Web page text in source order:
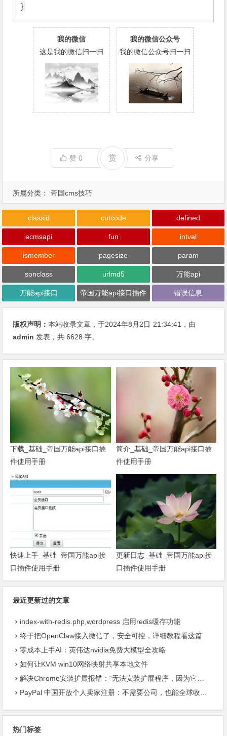
所属分类： 帝国cms技巧
}
我的微信
这是我的微信扫一扫
我的微信公众号
我的微信公众号扫一扫
赞0 赏 分享
classid cutcode defined
ecmsapi fun intval
ismember pagesize param
sonclass urlmd5 万能api
万能api接口 帝国万能api接口插件 错误信息
版权声明：本站收录文章，于2024年8月2日 21:34:41 ，由
admin 发表，共 6628 字。
下载_基础_帝国万能api接口插
件使用手册
简介_基础_帝国万能api接口插
件使用手册
快速上手_基础_帝国万能api接
口插件使用手册
更新日志_基础_帝国万能api接
口插件使用手册
最近更新过的文章
index-with-redis.php,wordpress 启用redis缓存功能
终于把OpenClaw接入微信了，安全可控，详细教程看这篇
零成本上手AI：英伟达nvidia免费大模型全攻略
如何让KVM win10网络映射共享本地文件
解决Chrome安装扩展报错：“无法安装扩展程序，因为它使用了不受支持的清单版本“
PayPal 中国开放个人卖家注册：不需要公司，也能全球收款了
热门标签